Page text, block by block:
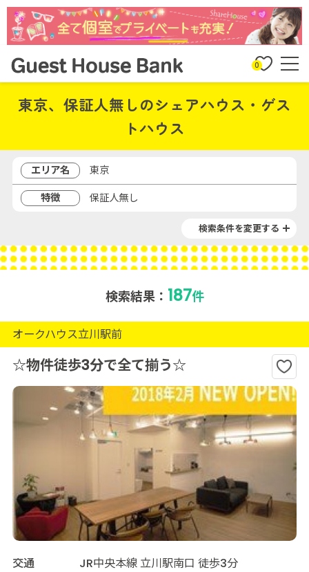
0
東京、保証人無しのシェアハウス・ゲス
トハウス
エリア名
東京
特徴
保証人無し
検索条件を変更する
検索結果： 187件
オークハウス立川駅前
☆物件徒歩3分で全て揃う☆
交通
JR中央本線 立川駅南口 徒歩3分